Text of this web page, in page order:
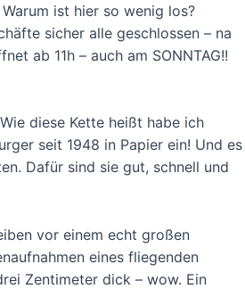
ist hier so wenig los?
sicher alle geschlossen – na
ab 11h – auch am SONNTAG!!
diese Kette heißt habe ich
seit 1948 in Papier ein! Und es
Dafür sind sie gut, schnell und
vor einem echt großen
eines fliegenden
Zentimeter dick – wow. Ein